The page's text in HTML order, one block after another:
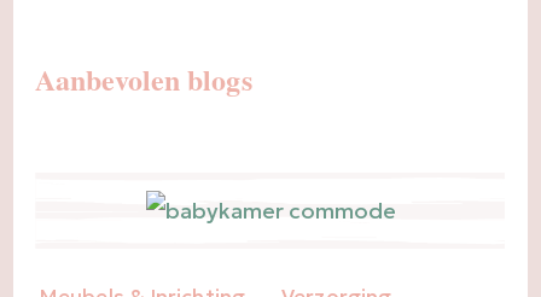
Aanbevolen blogs